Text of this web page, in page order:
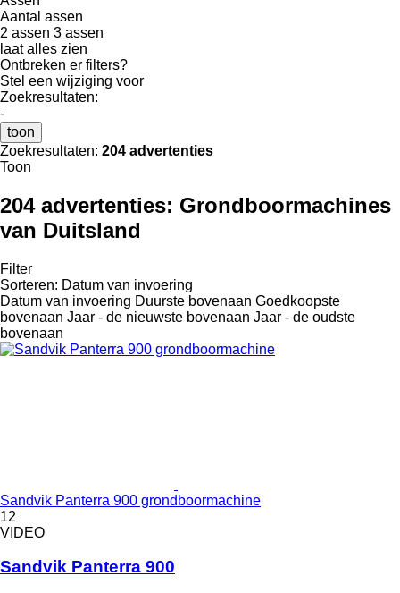
Aantal assen
2 assen 3 assen
laat alles zien
Ontbreken er filters?
Stel een wijziging voor
Zoekresultaten:
-
toon
Zoekresultaten: 204 advertenties
Toon
204 advertenties: Grondboormachines
van Duitsland
Filter
Sorteren: Datum van invoering
Datum van invoering Duurste bovenaan Goedkoopste
bovenaan Jaar - de nieuwste bovenaan Jaar - de oudste
bovenaan
Sandvik Panterra 900 grondboormachine
12
VIDEO
Sandvik Panterra 900